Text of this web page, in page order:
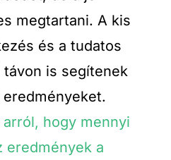
megtartani. A kis
és a tudatos
is segítenek
hogy mennyi
eredmények a